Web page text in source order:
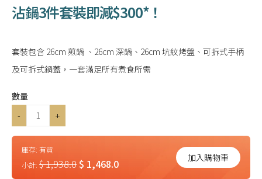
沾鍋3件套裝即減$300*！
套裝包含 26cm 煎鍋 、26cm 深鍋、26cm 坑紋烤盤、可拆式手柄
及可拆式鍋蓋，一套滿足所有煮食所需
數量
-
+
庫存: 有貨
小計: $ 1,938.0$ 1,468.0 加入購物車